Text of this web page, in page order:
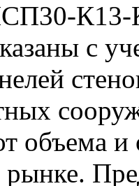
К13-
с
объема